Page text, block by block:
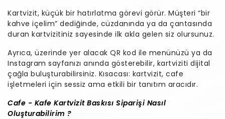
Kartvizit, küçük bir hatırlatma görevi görür. Müşteri “bir
kahve içelim” dediğinde, cüzdanında ya da çantasında
duran kartvizitiniz sayesinde ilk akla gelen siz olursunuz.
Ayrıca, üzerinde yer alacak QR kod ile menünüzü ya da
Instagram sayfanızı anında gösterebilir, kartviziti dijital
çağla buluşturabilirsiniz. Kısacası: kartvizit, cafe
işletmeleri için sessiz ama etkili bir tanıtım aracıdır.
Cafe - Kafe Kartvizit Baskısı Siparişi Nasıl
Oluşturabilirim ?